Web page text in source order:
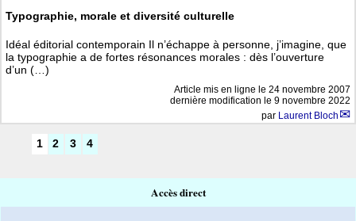
Typographie, morale et diversité culturelle
Idéal éditorial contemporain Il n’échappe à personne, j’imagine, que
la typographie a de fortes résonances morales : dès l’ouverture
d’un (…)
Article mis en ligne le 24 novembre 2007
dernière modification le 9 novembre 2022
par Laurent Bloch
1 2 3 4
Accès direct